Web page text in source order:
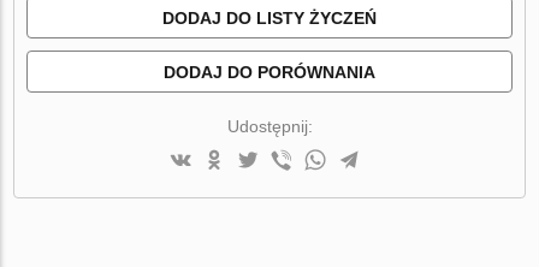
DODAJ DO LISTY ŻYCZEŃ
DODAJ DO PORÓWNANIA
Udostępnij: